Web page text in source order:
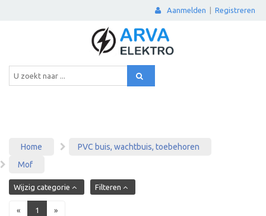
Aanmelden Registreren
Home
PVC buis, wachtbuis, toebehoren
Mof
Wijzig categorie Filteren
« 1 »